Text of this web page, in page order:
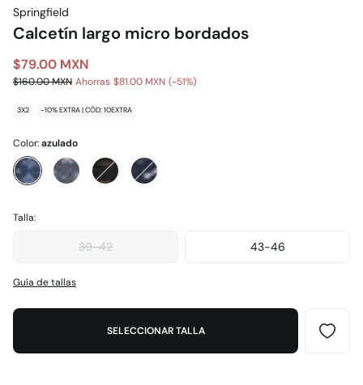
Springfield
Calcetín largo micro bordados
$79.00 MXN
$160.00 MXN Ahorras $81.00 MXN 51
3X2 -10% EXTRA | CÓD: 10EXTRA
Color:azulado
Talla:
39-42 43-46
Guía de tallas
SELECCIONAR TALLA